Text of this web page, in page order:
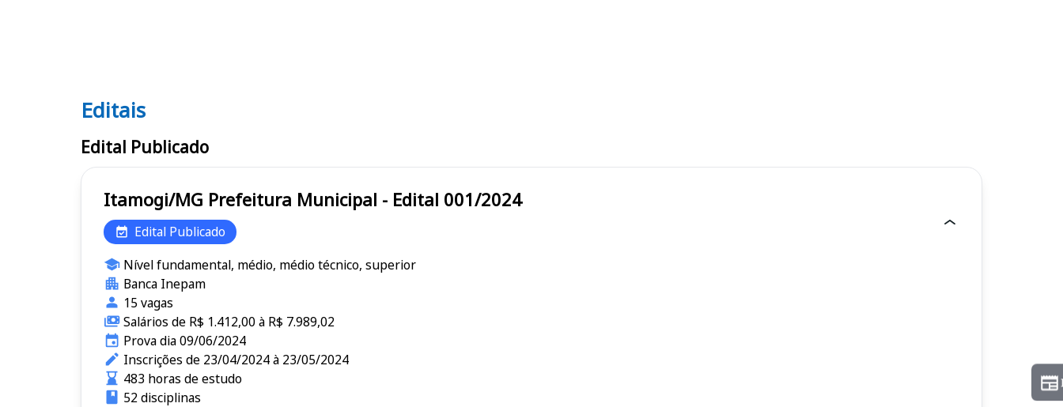
Editais
Editais
Edital Publicado
Itamogi/MG Prefeitura Municipal - Edital 001/2024
Edital Publicado
Nível fundamental, médio, médio técnico, superior
Banca Inepam
15 vagas
Salários de R$ 1.412,00 à R$ 7.989,02
Prova dia 09/06/2024
Inscrições de 23/04/2024 à 23/05/2024
483 horas de estudo
52 disciplinas